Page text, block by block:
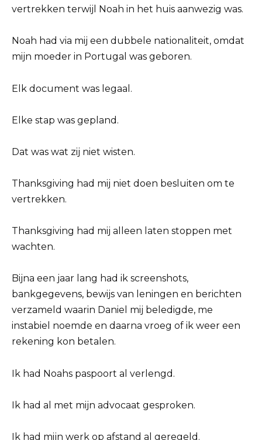
vertrekken terwijl Noah in het huis aanwezig was.
Noah had via mij een dubbele nationaliteit, omdat
mijn moeder in Portugal was geboren.
Elk document was legaal.
Elke stap was gepland.
Dat was wat zij niet wisten.
Thanksgiving had mij niet doen besluiten om te
vertrekken.
Thanksgiving had mij alleen laten stoppen met
wachten.
Bijna een jaar lang had ik screenshots,
bankgegevens, bewijs van leningen en berichten
verzameld waarin Daniel mij beledigde, me
instabiel noemde en daarna vroeg of ik weer een
rekening kon betalen.
Ik had Noahs paspoort al verlengd.
Ik had al met mijn advocaat gesproken.
Ik had mijn werk op afstand al geregeld.